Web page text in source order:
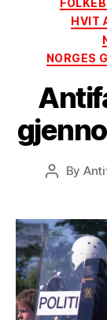
HVIT
NORGES
Post
By